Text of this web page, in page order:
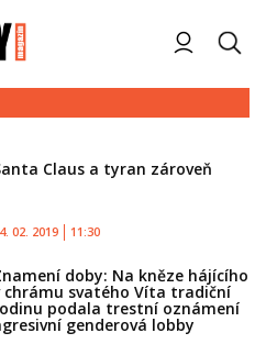
Claus a tyran zároveň
02. 2019 11:30
doby: Na kněze hájícího
chrámu svatého Víta tradiční
podala trestní oznámení
genderová lobby